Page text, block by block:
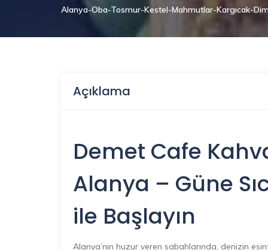
Alanya-Oba-Tosmur-Kestel-Mahmutlar-Kargıcak-
Açıklama
Demet Cafe
Alanya – Güne
ile Başlayın
Alanya’nın huzur veren sabahlarında, denizin